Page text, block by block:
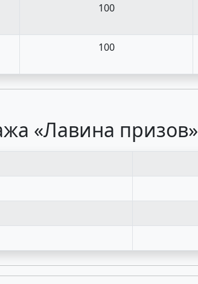
100
100
«Лавина призов»